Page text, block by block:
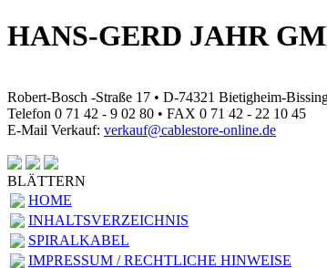
HANS-GERD JAHR
Robert-Bosch -Straße 17 • D-74321 Bietigheim-
Telefon 0 71 42 - 9 02 80 • FAX 0 71 42 - 22 10 45
E-Mail Verkauf: verkauf@cablestore-online.de
BLÄTTERN
HOME
INHALTSVERZEICHNIS
SPIRALKABEL
IMPRESSUM / RECHTLICHE HINWEISE